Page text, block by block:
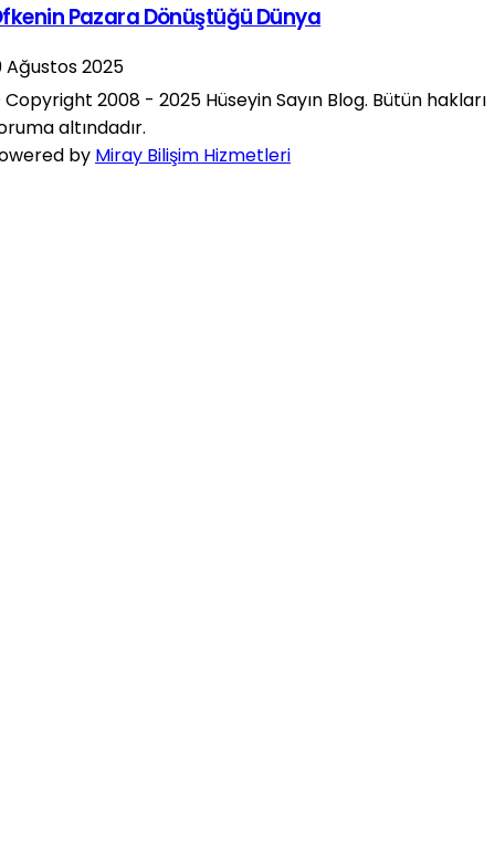
Pazara Dönüştüğü Dünya
Ağustos 2025
2008 - 2025 Hüseyin Sayın Blog. Bütün hakları
altındadır.
by Miray Bilişim Hizmetleri